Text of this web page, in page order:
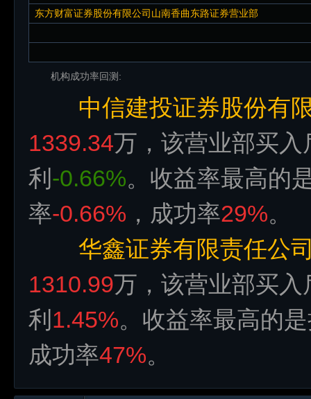
东方财富证券股份有限公司山南香曲东路证券营业部
机构成功率回测:
中信建投证券股份有
1339.34万，该营业部买
利 -0.66%。收益率最高的
率-0.66% ，成功率29%。
华鑫证券有限责任公
1310.99万，该营业部买
利 1.45%。收益率最高的
成功率47%。